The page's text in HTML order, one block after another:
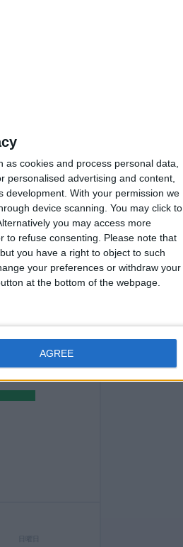
cookies and process personal data,
personalised advertising and content,
development. With your permission we
device scanning. You may click to
you may access more
to refuse consenting.
Please note that
you have a right to object to such
your preferences or withdraw your
at the bottom of the webpage.
AGREE
ベルグラーノ
ーペルリーガ